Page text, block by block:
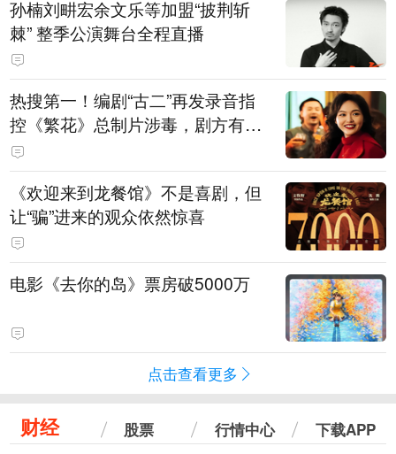
孙楠刘畊宏余文乐等加盟“披荆斩
棘” 整季公演舞台全程直播
热搜第一！编剧“古二”再发录音指
控《繁花》总制片涉毒，剧方有税
务问题，录音中王家卫称“一点够
了，要不然又要出事”
《欢迎来到龙餐馆》不是喜剧，但
让“骗”进来的观众依然惊喜
电影《去你的岛》票房破5000万
点击查看更多
财经 股票 行情中心 下载APP